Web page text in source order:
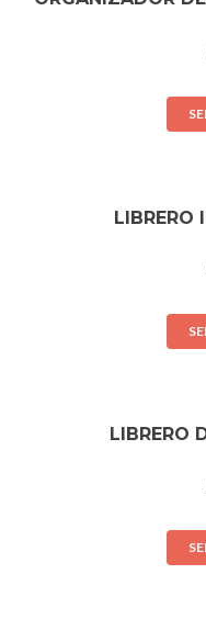
LIBRERO
LIBRERO